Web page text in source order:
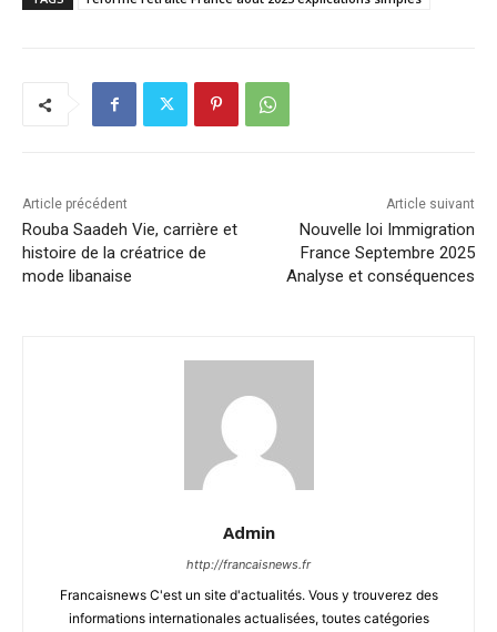
Article précédent
Rouba Saadeh Vie, carrière et
histoire de la créatrice de
mode libanaise
Article suivant
Nouvelle loi Immigration
France Septembre 2025
Analyse et conséquences
Admin
http://francaisnews.fr
Francaisnews C'est un site d'actualités. Vous y trouverez des
informations internationales actualisées, toutes catégories